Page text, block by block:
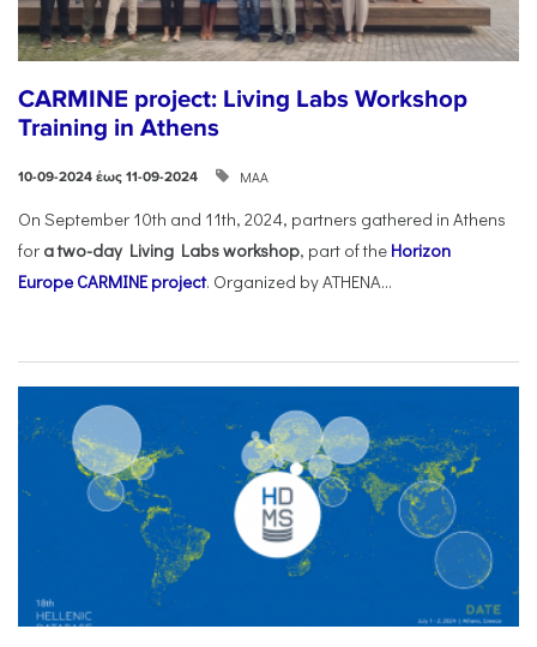
CARMINE project: Living Labs Workshop
Training in Athens
10-09-2024 έως 11-09-2024 ΜΑΑ
On September 10th and 11th, 2024, partners gathered in Athens
for a two-day Living Labs workshop, part of the Horizon
Europe CARMINE project. Organized by ATHENA...